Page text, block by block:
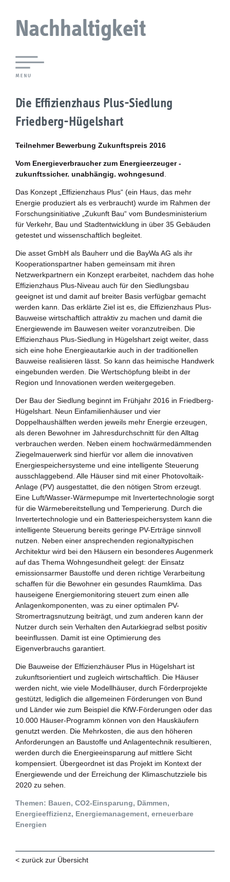
Nachhaltigkeit
Agendaforen
Nachhaltigkeitsbeirat
Berichterstattung
Biostadt
Zukunftspreis
Themen
Projekte
Zukunftstagung
Bildung für nachhaltige Entwicklung
Büro für Nachhaltigkeit
Aktuelles
Mitmachen ?
Die Effizienzhaus Plus-Siedlung
Friedberg-Hügelshart
Teilnehmer Bewerbung Zukunftspreis 2016
Vom Energieverbraucher zum Energieerzeuger -
zukunftssicher. unabhängig. wohngesund
Das Konzept „Effizienzhaus Plus“ (ein Haus, das mehr
Energie produziert als es verbraucht) wurde im Rahmen der
Forschungsinitiative „Zukunft Bau“ vom Bundesministerium
für Verkehr, Bau und Stadtentwicklung in über 35 Gebäuden
getestet und wissenschaftlich begleitet.
Die asset GmbH als Bauherr und die BayWa AG als ihr
Kooperationspartner haben gemeinsam mit ihren
Netzwerkpartnern ein Konzept erarbeitet, nachdem das hohe
Effizienzhaus Plus-Niveau auch für den Siedlungsbau
geeignet ist und damit auf breiter Basis verfügbar gemacht
werden kann. Das erklärte Ziel ist es, die Effizienzhaus Plus-
Bauweise wirtschaftlich attraktiv zu machen und damit die
Energiewende im Bauwesen weiter voranzutreiben. Die
Effizienzhaus Plus-Siedlung in Hügelshart zeigt weiter, dass
sich eine hohe Energieautarkie auch in der traditionellen
Bauweise realisieren lässt. So kann das heimische Handwerk
eingebunden werden. Die Wertschöpfung bleibt in der
Region und Innovationen werden weitergegeben.
Der Bau der Siedlung beginnt im Frühjahr 2016 in Friedberg-
Hügelshart. Neun Einfamilienhäuser und vier
Doppelhaushälften werden jeweils mehr Energie erzeugen,
als deren Bewohner im Jahresdurchschnitt für den Alltag
verbrauchen werden. Neben einem hochwärmedämmenden
Ziegelmauerwerk sind hierfür vor allem die innovativen
Energiespeichersysteme und eine intelligente Steuerung
ausschlaggebend. Alle Häuser sind mit einer Photovoltaik-
Anlage (PV) ausgestattet, die den nötigen Strom erzeugt.
Eine Luft/Wasser-Wärmepumpe mit Invertertechnologie sorgt
für die Wärmebereitstellung und Temperierung. Durch die
Invertertechnologie und ein Batteriespeichersystem kann die
intelligente Steuerung bereits geringe PV-Erträge sinnvoll
nutzen. Neben einer ansprechenden regionaltypischen
Architektur wird bei den Häusern ein besonderes Augenmerk
auf das Thema Wohngesundheit gelegt: der Einsatz
emissionsarmer Baustoffe und deren richtige Verarbeitung
schaffen für die Bewohner ein gesundes Raumklima. Das
hauseigene Energiemonitoring steuert zum einen alle
Anlagenkomponenten, was zu einer optimalen PV-
Stromertragsnutzung beiträgt, und zum anderen kann der
Nutzer durch sein Verhalten den Autarkiegrad selbst positiv
beeinflussen. Damit ist eine Optimierung des
Eigenverbrauchs garantiert.
Die Bauweise der Effizienzhäuser Plus in Hügelshart ist
zukunftsorientiert und zugleich wirtschaftlich. Die Häuser
werden nicht, wie viele Modellhäuser, durch Förderprojekte
gestützt, lediglich die allgemeinen Förderungen von Bund
und Länder wie zum Beispiel die KfW-Förderungen oder das
10.000 Häuser-Programm können von den Hauskäufern
genutzt werden. Die Mehrkosten, die aus den höheren
Anforderungen an Baustoffe und Anlagentechnik resultieren,
werden durch die Energieeinsparung auf mittlere Sicht
kompensiert. Übergeordnet ist das Projekt im Kontext der
Energiewende und der Erreichung der Klimaschutzziele bis
2020 zu sehen.
Themen: Bauen, CO2-Einsparung, Dämmen,
Energieeffizienz, Energiemanagement, erneuerbare
Energien
< zurück zur Übersicht